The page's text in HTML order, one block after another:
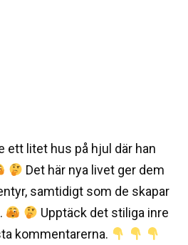
ett litet hus på hjul där han
Det här nya livet ger dem
samtidigt som de skapar
Upptäck det stiliga inre
kommentarerna.